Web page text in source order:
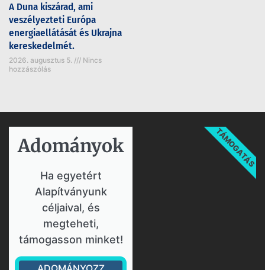
A Duna kiszárad, ami
veszélyezteti Európa
energiaellátását és Ukrajna
kereskedelmét.
2026. augusztus 5.
Nincs
hozzászólás
Adományok​
Ha egyetért
Alapítványunk
céljaival, és
megteheti,
támogasson minket!
TÁMOGATÁS